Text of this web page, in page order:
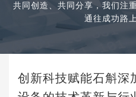
共同创造、共同分享，我们注
通往成功路
创新科技赋能石斛深